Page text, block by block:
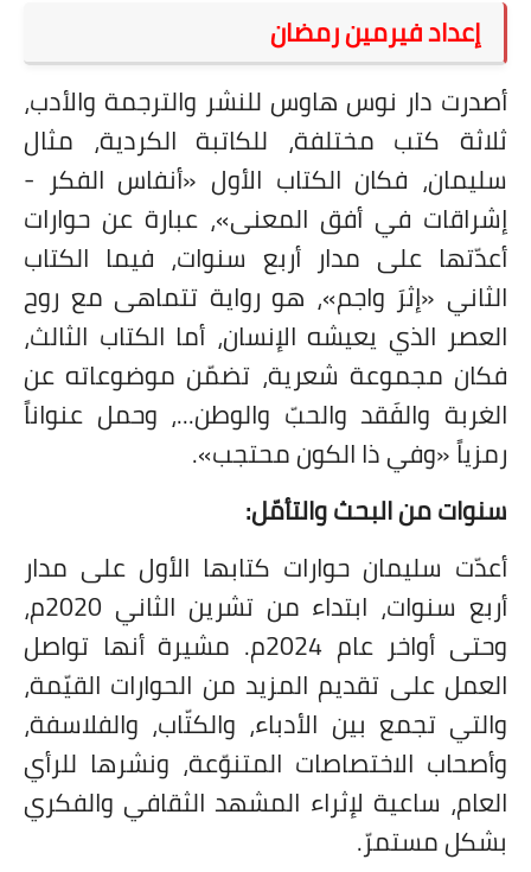
فيديوهات
اقتباسات روائية
أعداد جريدة سبا
إعداد فيرمين رمضان
أصدرت دار نوس هاوس للنشر والترجمة والأدب،
ثلاثة كتب مختلفة، للكاتبة الكردية، مثال
سليمان، فكان الكتاب الأول «أنفاس الفكر -
إشراقات في أفق المعنى»، عبارة عن حوارات
أعدّتها على مدار أربع سنوات، فيما الكتاب
الثاني «إثرَ واجم»، هو رواية تتماهى مع روح
العصر الذي يعيشه الإنسان، أما الكتاب الثالث،
فكان مجموعة شعرية، تضمّن موضوعاته عن
الغربة والفَقد والحبّ والوطن...، وحمل عنواناً
رمزياً «وفي ذا الكون محتجب».
سنوات من البحث والتأمّل:
أعدّت سليمان حوارات كتابها الأول على مدار
أربع سنوات، ابتداء من تشرين الثاني 2020م،
وحتى أواخر عام 2024م. مشيرة أنها تواصل
العمل على تقديم المزيد من الحوارات القيّمة،
والتي تجمع بين الأدباء، والكتّاب، والفلاسفة،
وأصحاب الاختصاصات المتنوّعة، ونشرها للرأي
العام، ساعية لإثراء المشهد الثقافي والفكري
بشكل مستمرّ.